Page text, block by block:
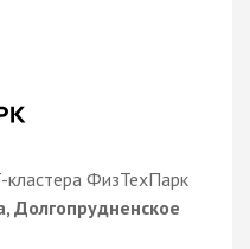
ФизТехПарк
Долгопрудненское